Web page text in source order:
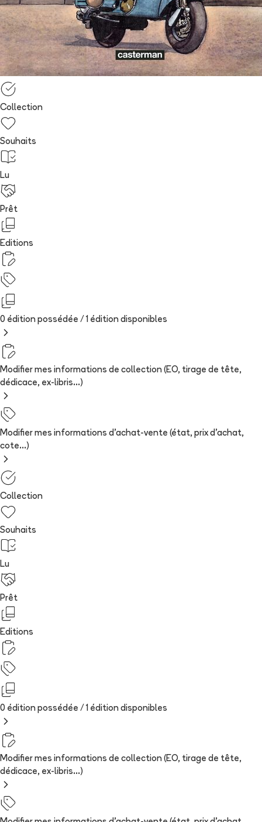
Collection
Souhaits
Lu
Prêt
Editions
0 édition possédée / 1 édition disponibles
Modifier mes informations de collection (EO, tirage de tête,
dédicace, ex-libris...)
Modifier mes informations d'achat-vente (état, prix d'achat,
cote...)
Collection
Souhaits
Lu
Prêt
Editions
0 édition possédée / 1 édition disponibles
Modifier mes informations de collection (EO, tirage de tête,
dédicace, ex-libris...)